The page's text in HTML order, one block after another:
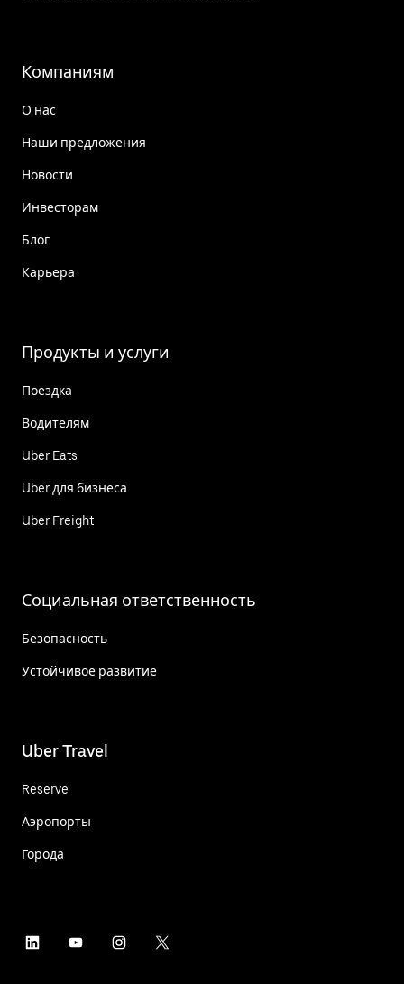
Компаниям
О нас
Наши предложения
Новости
Инвесторам
Блог
Карьера
Продукты и услуги
Поездка
Водителям
Uber Eats
Uber для бизнеса
Uber Freight
Социальная ответственность
Безопасность
Устойчивое развитие
Uber Travel
Reserve
Аэропорты
Города